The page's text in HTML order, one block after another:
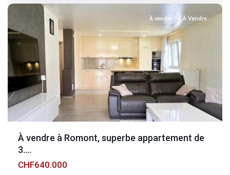
À vendre À Vendre
À vendre à Romont, superbe appartement de
3....
CHF640.000